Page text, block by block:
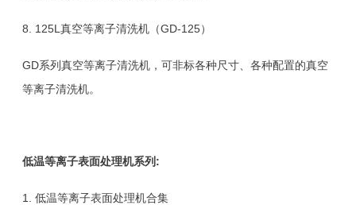
8. 125L真空等离子清洗机（GD-125）
GD系列真空等离子清洗机，可非标各种尺寸、各种配置的真空
等离子清洗机。
低温等离子表面处理机系列 :
1. 低温等离子表面处理机合集